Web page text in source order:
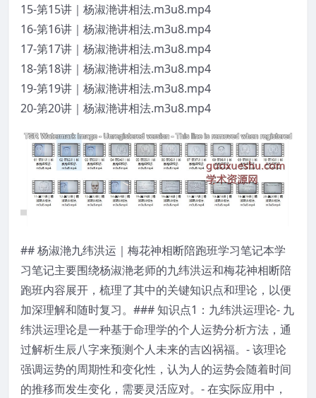
15-第15讲｜杨淑滟讲相法.m3u8.mp4
16-第16讲｜杨淑滟讲相法.m3u8.mp4
17-第17讲｜杨淑滟讲相法.m3u8.mp4
18-第18讲｜杨淑滟讲相法.m3u8.mp4
19-第19讲｜杨淑滟讲相法.m3u8.mp4
20-第20讲｜杨淑滟讲相法.m3u8.mp4
## 杨淑滟九纬洪运｜梅花神相断陪跑班学习笔记本学
习笔记主要围绕杨淑滟老师的九纬洪运和梅花神相断陪
跑班内容展开，梳理了其中的关键知识点和理论，以便
加深理解和随时复习。### 知识点1：九纬洪运理论- 九
纬洪运理论是一种基于命理学的个人运势分析方法，通
过解析生辰八字来预测个人未来的吉凶祸福。- 该理论
强调运势的周期性和变化性，认为人的运势会随着时间
的推移而发生变化，需要灵活应对。- 在实际应用中，